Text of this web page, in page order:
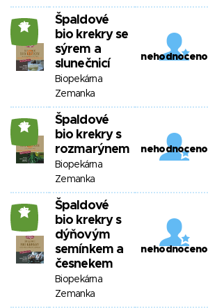
17
Špaldové
bio krekry se
sýrem a
slunečnicí
Biopekárna
Zemanka
nehodnoceno
17
Špaldové
bio krekry s
rozmarýnem
Biopekárna
Zemanka
nehodnoceno
17
Špaldové
bio krekry s
dýňovým
semínkem a
česnekem
Biopekárna
Zemanka
nehodnoceno